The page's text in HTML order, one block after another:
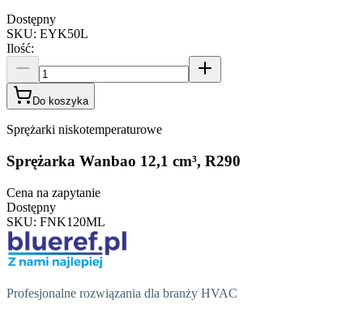
Dostępny
SKU: EYK50L
Ilość:
Do koszyka
Sprężarki niskotemperaturowe
Sprężarka Wanbao 12,1 cm³, R290
Cena na zapytanie
Dostępny
SKU: FNK120ML
Profesjonalne rozwiązania dla branży HVAC